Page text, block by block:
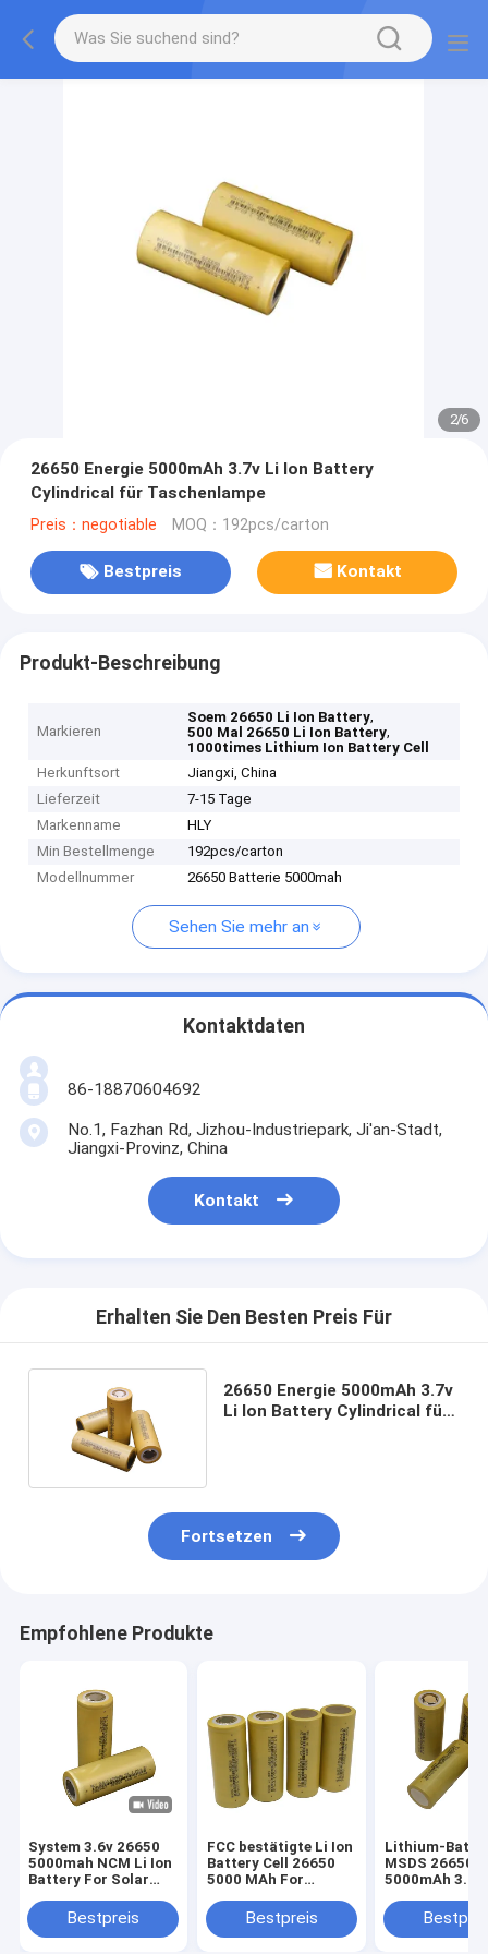
2/6
26650 Energie 5000mAh 3.7v Li Ion Battery
Cylindrical für Taschenlampe
Preis：negotiable MOQ：192pcs/carton
Bestpreis Kontakt
Produkt-Beschreibung
Markieren
Soem 26650 Li Ion Battery,
500 Mal 26650 Li Ion Battery,
1000times Lithium Ion Battery Cell
Herkunftsort
Jiangxi, China
Lieferzeit
7-15 Tage
Markenname
HLY
Min Bestellmenge
192pcs/carton
Modellnummer
26650 Batterie 5000mah
Sehen Sie mehr an
Kontaktdaten
86-18870604692
No.1, Fazhan Rd, Jizhou-Industriepark, Ji'an-Stadt,
Jiangxi-Provinz, China
Kontakt
Erhalten Sie Den Besten Preis Für
26650 Energie 5000mAh 3.7v
Li Ion Battery Cylindrical für
Fortsetzen
Empfohlene Produkte
System 3.6v 26650
5000mah NCM Li Ion
Battery For Solar
Bestpreis
FCC bestätigte Li Ion
Battery Cell 26650
5000 MAh For
Bestpreis
Lithium-
MSDS 26650
5000mAh